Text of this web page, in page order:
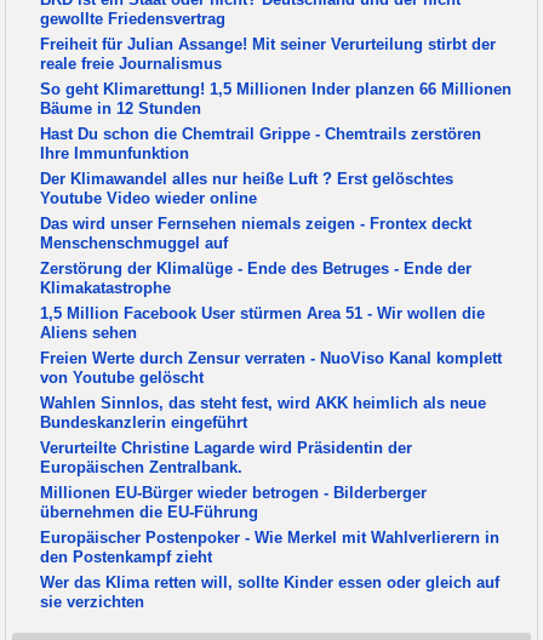
gewollte Friedensvertrag
Freiheit für Julian Assange! Mit seiner Verurteilung stirbt der
reale freie Journalismus
So geht Klimarettung! 1,5 Millionen Inder planzen 66 Millionen
Bäume in 12 Stunden
Hast Du schon die Chemtrail Grippe - Chemtrails zerstören
Ihre Immunfunktion
Der Klimawandel alles nur heiße Luft ? Erst gelöschtes
Youtube Video wieder online
Das wird unser Fernsehen niemals zeigen - Frontex deckt
Menschenschmuggel auf
Zerstörung der Klimalüge - Ende des Betruges - Ende der
Klimakatastrophe
1,5 Million Facebook User stürmen Area 51 - Wir wollen die
Aliens sehen
Freien Werte durch Zensur verraten - NuoViso Kanal komplett
von Youtube gelöscht
Wahlen Sinnlos, das steht fest, wird AKK heimlich als neue
Bundeskanzlerin eingeführt
Verurteilte Christine Lagarde wird Präsidentin der
Europäischen Zentralbank.
Millionen EU-Bürger wieder betrogen - Bilderberger
übernehmen die EU-Führung
Europäischer Postenpoker - Wie Merkel mit Wahlverlierern in
den Postenkampf zieht
Wer das Klima retten will, sollte Kinder essen oder gleich auf
sie verzichten